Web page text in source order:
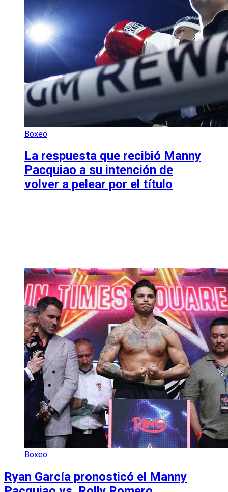
Boxeo
La respuesta que recibió Manny
Pacquiao a su intención de
volver a pelear por el título
Boxeo
Ryan García pronosticó el Manny